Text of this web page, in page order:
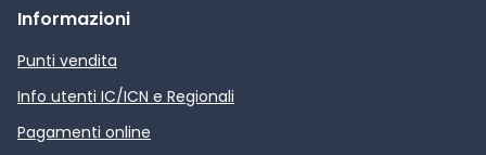
Informazioni
Punti vendita
Info utenti IC/ICN e Regionali
Pagamenti online